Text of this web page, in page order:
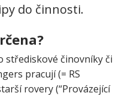
do činnosti.
střediskové činovníky či
pracují (= RS
rovery (“Provázející